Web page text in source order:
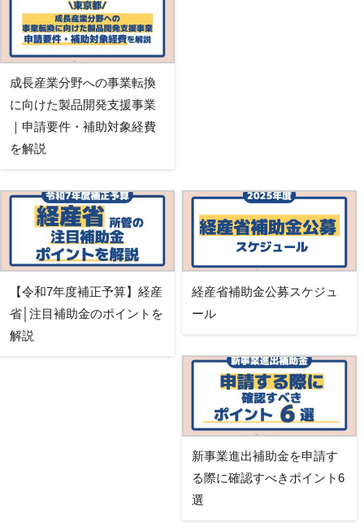
成長産業分野への事業転換
に向けた製品開発支援事業
｜申請要件・補助対象経費
を解説
【令和7年度補正予算】経産
省│注目補助金のポイントを
解説
経産省補助金公募スケジュ
ール
新事業進出補助金を申請す
る際に確認すべきポイント6
選